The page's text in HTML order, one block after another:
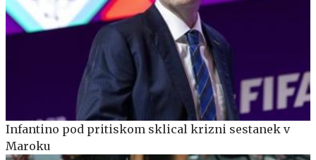
Infantino pod pritiskom sklical krizni sestanek v
Maroku